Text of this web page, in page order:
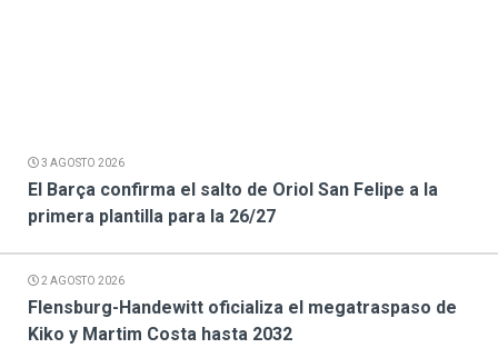
3 AGOSTO 2026
El Barça confirma el salto de Oriol San Felipe a la
primera plantilla para la 26/27
2 AGOSTO 2026
Flensburg-Handewitt oficializa el megatraspaso de
Kiko y Martim Costa hasta 2032